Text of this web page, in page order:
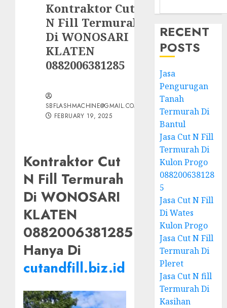
Kontraktor Cut
N Fill Termurah
Di WONOSARI
KLATEN
0882006381285
SBFLASHMACHINE@GMAIL.COM
FEBRUARY 19, 2025
Kontraktor Cut
N Fill Termurah
Di WONOSARI
KLATEN
0882006381285
Hanya Di
cutandfill.biz.id
RECENT
POSTS
Jasa
Pengurugan
Tanah
Termurah Di
Bantul
Jasa Cut N Fill
Termurah Di
Kulon Progo
088200638128
5
Jasa Cut N Fill
Di Wates
Kulon Progo
Jasa Cut N Fill
Termurah Di
Pleret
Jasa Cut N fill
Termurah Di
Kasihan